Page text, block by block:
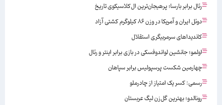
رئال برابر بارسا؛ پرهیجان‌‌ترین ال‌کلاسیکوی تاریخ
دوئل ایران و آمریکا در وزن ۸۶ کیلوگرم کشتی آزاد
کاندیداهای سرمربیگری استقلال
اولمو؛ جانشین لواندوفسکی در بازی برابر اینتر و رئال
چهارمین شکست پرسپولیس برابر سپاهان
رسمی: کسر یک امتیاز از چادرملو
رونالدو؛ بهترین گل‌زن لیگ عربستان